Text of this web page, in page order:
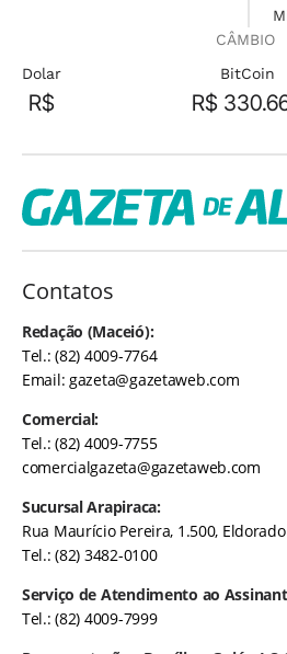
CÂMBIO
Dolar
R$
BitCoin
R$
Contatos
Redação (Maceió):
Tel.: (82) 4009-7764
Email:gazeta@gazetaweb.com
Comercial:
Tel.: (82) 4009-7755
comercialgazeta@gazetaweb.com
Sucursal Arapiraca:
Rua Maurício Pereira, 1.500, Eldorado
Tel.: (82) 3482-0100
Serviço de Atendimento ao
Tel.: (82) 4009-7999